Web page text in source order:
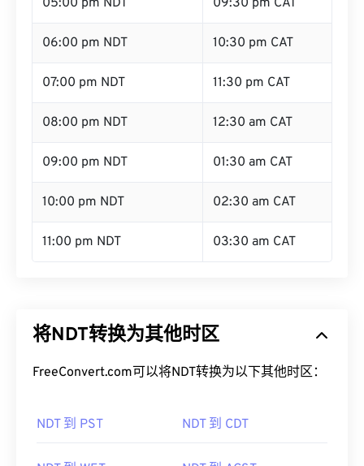
05:00 pm NDT 09:30 pm CAT
06:00 pm NDT 10:30 pm CAT
07:00 pm NDT 11:30 pm CAT
08:00 pm NDT 12:30 am CAT
09:00 pm NDT 01:30 am CAT
10:00 pm NDT 02:30 am CAT
11:00 pm NDT 03:30 am CAT
将NDT转换为其他时区
FreeConvert.com可以将NDT转换为以下其他时区：
NDT 到 PST NDT 到 CDT